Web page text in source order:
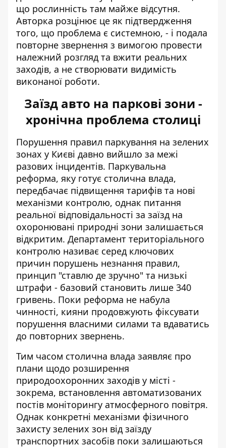
що рослинність там майже відсутня.
Авторка розцінює це як підтвердження
того, що проблема є системною, - і подала
повторне звернення з вимогою провести
належний розгляд та вжити реальних
заходів, а не створювати видимість
виконаної роботи.
Заїзд авто на паркові зони -
хронічна проблема столиці
Порушення правил паркування на зелених
зонах у Києві давно вийшло за межі
разових інцидентів. Паркувальна
реформа, яку готує столична влада,
передбачає підвищення тарифів та нові
механізми контролю, однак питання
реальної відповідальності за заїзд на
охоронювані природні зони залишається
відкритим. Департамент територіального
контролю називає серед ключових
причин порушень незнання правил,
принцип "ставлю де зручно" та низькі
штрафи - базовий становить лише 340
гривень. Поки реформа не набула
чинності, кияни продовжують фіксувати
порушення власними силами та вдаватись
до повторних звернень.
Тим часом столична влада заявляє про
плани щодо розширення
природоохоронних заходів у місті -
зокрема, встановлення автоматизованих
постів моніторингу атмосферного повітря.
Однак конкретні механізми фізичного
захисту зелених зон від заїзду
транспортних засобів поки залишаються